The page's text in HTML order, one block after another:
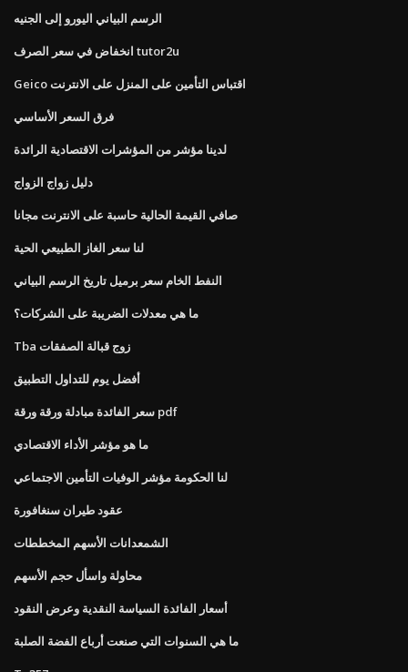
الرسم البياني اليورو إلى الجنيه
انخفاض في سعر الصرف tutor2u
Geico اقتباس التأمين على المنزل على الانترنت
فرق السعر الأساسي
لدينا مؤشر من المؤشرات الاقتصادية الرائدة
دليل زواج الزواج
صافي القيمة الحالية حاسبة على الانترنت مجانا
لنا سعر الغاز الطبيعي الحية
النفط الخام سعر برميل تاريخ الرسم البياني
ما هي معدلات الضريبة على الشركات؟
Tba زوج قبالة الصفقات
أفضل يوم للتداول التطبيق
سعر الفائدة مبادلة ورقة ورقة pdf
ما هو مؤشر الأداء الاقتصادي
لنا الحكومة مؤشر الوفيات التأمين الاجتماعي
عقود طيران سنغافورة
الشمعدانات الأسهم المخططات
محاولة واسأل حجم الأسهم
أسعار الفائدة السياسة النقدية وعرض النقود
ما هي السنوات التي صنعت أرباع الفضة الصلبة